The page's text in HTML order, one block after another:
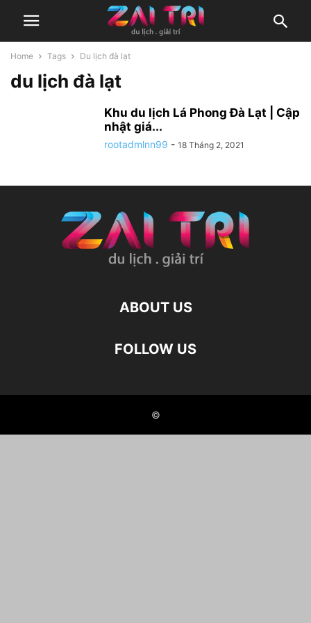
Home Tags Du lịch đà lạt
du lịch đà lạt
Khu du lịch Lá Phong Đà Lạt | Cập
nhật giá...
rootadmlnn99 - 18 Tháng 2, 2021
ABOUT US
FOLLOW US
©